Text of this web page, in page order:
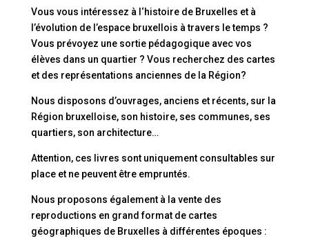
Vous vous intéressez à l‘histoire de Bruxelles et à
l’évolution de l’espace bruxellois à travers le temps ?
Vous prévoyez une sortie pédagogique avec vos
élèves dans un quartier ? Vous recherchez des cartes
et des représentations anciennes de la Région?
Nous disposons d’ouvrages, anciens et récents, sur la
Région bruxelloise, son histoire, ses communes, ses
quartiers, son architecture…
Attention, ces livres sont uniquement consultables sur
place et ne peuvent être empruntés.
Nous proposons également à la vente des
reproductions en grand format de cartes
géographiques de Bruxelles à différentes époques :